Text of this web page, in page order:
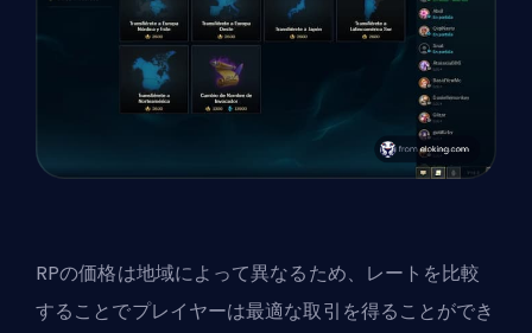
RPの価格は地域によって異なるため、レートを比較
することでプレイヤーは最適な取引を得ることができ